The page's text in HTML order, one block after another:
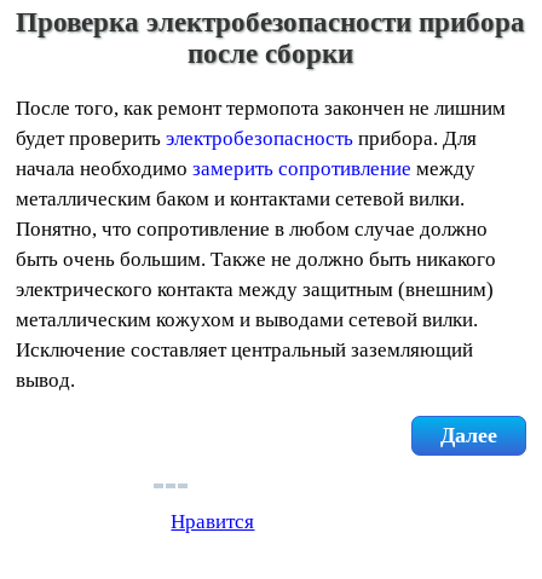
Проверка электробезопасности прибора
после сборки
После того, как ремонт термопота закончен не лишним
будет проверитьэлектробезопасность прибора. Для
начала необходимозамерить сопротивление между
металлическим баком и контактами сетевой вилки.
Понятно, что сопротивление в любом случае должно
быть очень большим. Также не должно быть никакого
электрического контакта между защитным (внешним)
металлическим кожухом и выводами сетевой вилки.
Исключение составляет центральный заземляющий
вывод.
Далее
Нравится